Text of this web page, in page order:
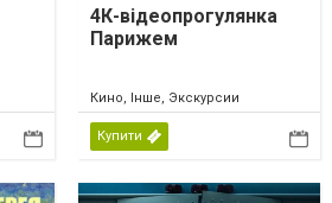
4К-відеопрогулянка
Парижем
Кино, Інше, Экскурсии
Купити